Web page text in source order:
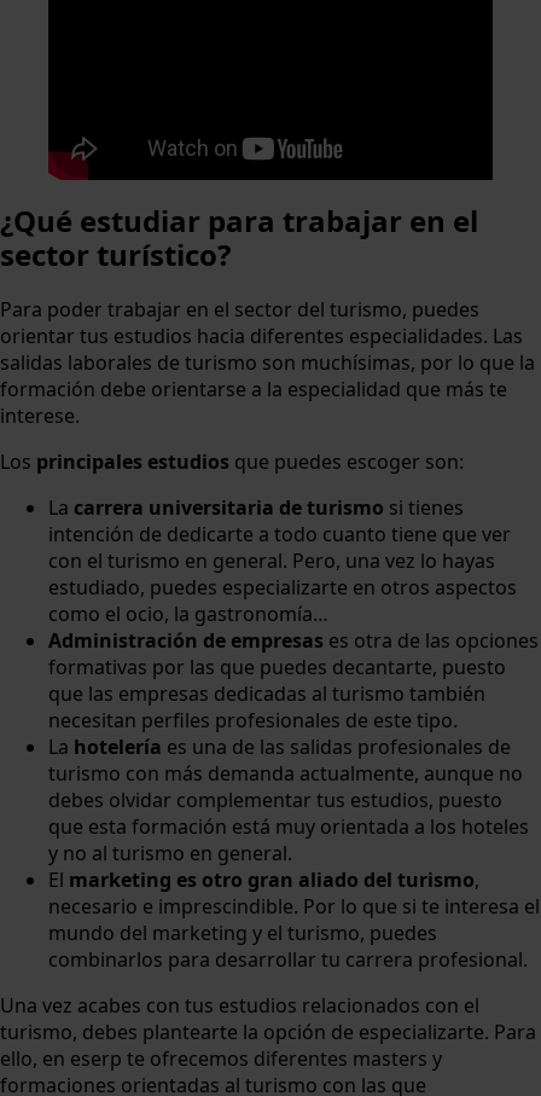
¿Qué estudiar para trabajar en el
sector turístico?
Para poder trabajar en el sector del turismo, puedes
orientar tus estudios hacia diferentes especialidades. Las
salidas laborales de turismo son muchísimas, por lo que la
formación debe orientarse a la especialidad que más te
interese.
Los principales estudios que puedes escoger son:
La carrera universitaria de turismo si tienes
intención de dedicarte a todo cuanto tiene que ver
con el turismo en general. Pero, una vez lo hayas
estudiado, puedes especializarte en otros aspectos
como el ocio, la gastronomía…
Administración de empresas es otra de las opciones
formativas por las que puedes decantarte, puesto
que las empresas dedicadas al turismo también
necesitan perfiles profesionales de este tipo.
La hotelería es una de las salidas profesionales de
turismo con más demanda actualmente, aunque no
debes olvidar complementar tus estudios, puesto
que esta formación está muy orientada a los hoteles
y no al turismo en general.
El marketing es otro gran aliado del turismo,
necesario e imprescindible. Por lo que si te interesa el
mundo del marketing y el turismo, puedes
combinarlos para desarrollar tu carrera profesional.
Una vez acabes con tus estudios relacionados con el
turismo, debes plantearte la opción de especializarte. Para
ello, en eserp te ofrecemos diferentes masters y
formaciones orientadas al turismo con las que